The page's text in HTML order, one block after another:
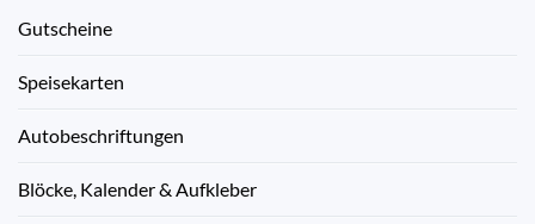
Gutscheine
Speisekarten
Autobeschriftungen
Blöcke, Kalender & Aufkleber